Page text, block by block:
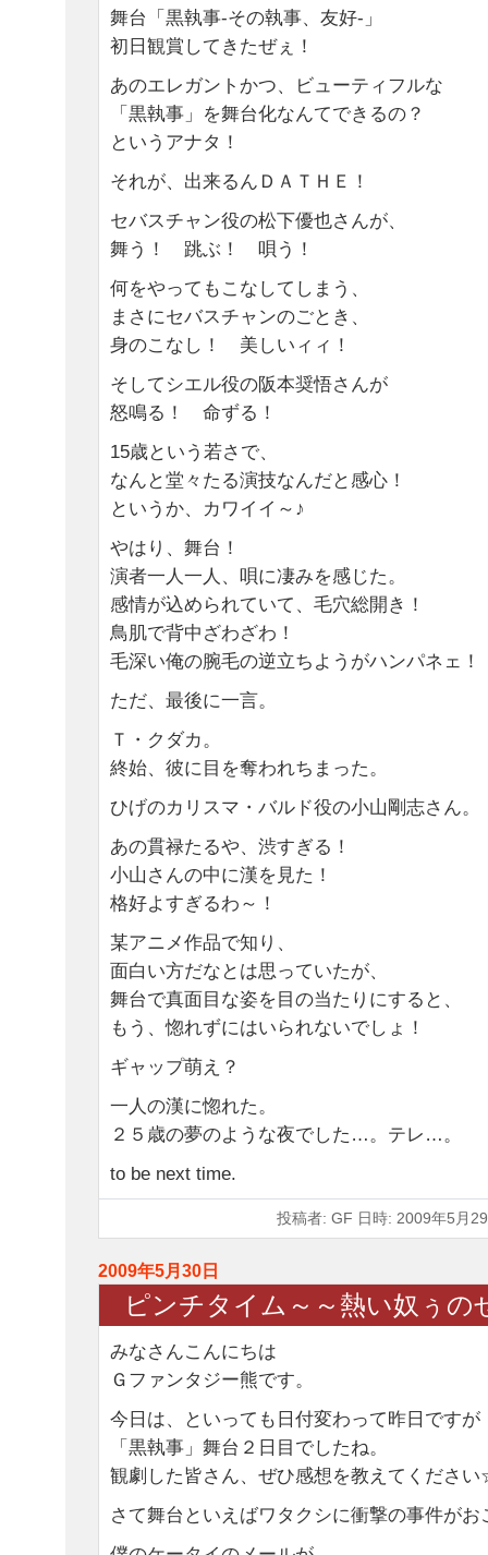
舞台「黒執事-その執事、友好-」
初日観賞してきたぜぇ！
あのエレガントかつ、ビューティフルな
「黒執事」を舞台化なんてできるの？
というアナタ！
それが、出来るんＤＡＴＨＥ！
セバスチャン役の松下優也さんが、
舞う！ 跳ぶ！ 唄う！
何をやってもこなしてしまう、
まさにセバスチャンのごとき、
身のこなし！ 美しいィィ！
そしてシエル役の阪本奨悟さんが
怒鳴る！ 命ずる！
15歳という若さで、
なんと堂々たる演技なんだと感心！
というか、カワイイ～♪
やはり、舞台！
演者一人一人、唄に凄みを感じた。
感情が込められていて、毛穴総開き！
鳥肌で背中ざわざわ！
毛深い俺の腕毛の逆立ちようがハンパネェ！
ただ、最後に一言。
Ｔ・クダカ。
終始、彼に目を奪われちまった。
ひげのカリスマ・バルド役の小山剛志さん。
あの貫禄たるや、渋すぎる！
小山さんの中に漢を見た！
格好よすぎるわ～！
某アニメ作品で知り、
面白い方だなとは思っていたが、
舞台で真面目な姿を目の当たりにすると、
もう、惚れずにはいられないでしょ！
ギャップ萌え？
一人の漢に惚れた。
２５歳の夢のような夜でした…。テレ…。
to be next time.
投稿者: GF 日時: 2009年5月
2009年5月30日
ピンチタイム～～熱い奴ぅの
みなさんこんにちは
Ｇファンタジー熊です。
今日は、といっても日付変わって昨日ですが
「黒執事」舞台２日目でしたね。
観劇した皆さん、ぜひ感想を教えてくださ
さて舞台といえばワタクシに衝撃の事件がお